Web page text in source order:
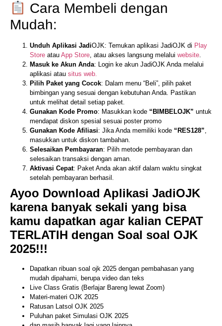
Cara Membeli dengan
Mudah:
Unduh Aplikasi JadiOJK: Temukan aplikasi JadiOJK di Play
Store atau App Store, atau akses langsung melalui website.
Masuk ke Akun Anda: Login ke akun JadiOJK Anda melalui
aplikasi atau situs web.
Pilih Paket yang Cocok: Dalam menu “Beli”, pilih paket
bimbingan yang sesuai dengan kebutuhan Anda. Pastikan
untuk melihat detail setiap paket.
Gunakan Kode Promo: Masukkan kode “BIMBELOJK” untuk
mendapat diskon spesial sesuai poster promo
Gunakan Kode Afiliasi: Jika Anda memiliki kode “RES128”,
masukkan untuk diskon tambahan.
Selesaikan Pembayaran: Pilih metode pembayaran dan
selesaikan transaksi dengan aman.
Aktivasi Cepat: Paket Anda akan aktif dalam waktu singkat
setelah pembayaran berhasil.
Ayoo Download Aplikasi JadiOJK
karena banyak sekali yang bisa
kamu dapatkan agar kalian CEPAT
TERLATIH dengan Soal soal OJK
2025!!!
Dapatkan ribuan soal ojk 2025 dengan pembahasan yang
mudah dipahami, berupa video dan teks
Live Class Gratis (Berlajar Bareng lewat Zoom)
Materi-materi OJK 2025
Ratusan Latsol OJK 2025
Puluhan paket Simulasi OJK 2025